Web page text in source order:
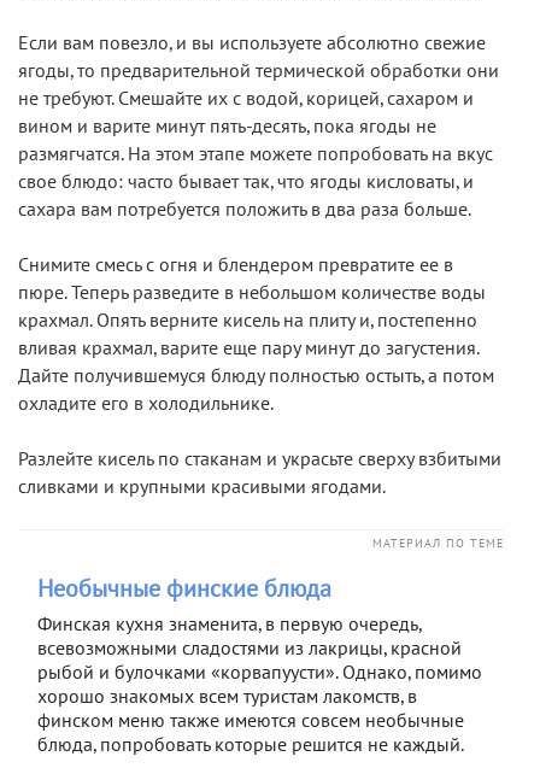
Если вам повезло, и вы используете абсолютно свежие
ягоды, то предварительной термической обработки они
не требуют. Смешайте их с водой, корицей, сахаром и
вином и варите минут пять-десять, пока ягоды не
размягчатся. На этом этапе можете попробовать на вкус
свое блюдо: часто бывает так, что ягоды кисловаты, и
сахара вам потребуется положить в два раза больше.
Снимите смесь с огня и блендером превратите ее в
пюре. Теперь разведите в небольшом количестве воды
крахмал. Опять верните кисель на плиту и, постепенно
вливая крахмал, варите еще пару минут до загустения.
Дайте получившемуся блюду полностью остыть, а потом
охладите его в холодильнике.
Разлейте кисель по стаканам и украсьте сверху взбитыми
сливками и крупными красивыми ягодами.
МАТЕРИАЛ ПО ТЕМЕ
Необычные финские блюда
Финская кухня знаменита, в первую очередь,
всевозможными сладостями из лакрицы, красной
рыбой и булочками «корвапуусти». Однако, помимо
хорошо знакомых всем туристам лакомств, в
финском меню также имеются совсем необычные
блюда, попробовать которые решится не каждый.